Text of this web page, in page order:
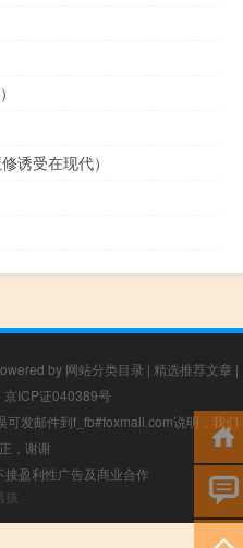
诱受在现代）
by 网站分类目录 | 精选推荐文章 |
京ICP证040389号
发邮件到f_fb#foxmail.com说明，我们
，谢谢
盈利性广告及商业合作
孩